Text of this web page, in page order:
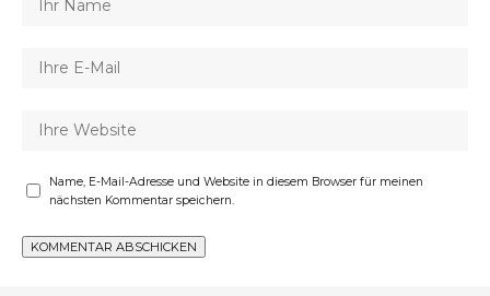
Name, E-Mail-Adresse und Website in diesem Browser für meinen
nächsten Kommentar speichern.